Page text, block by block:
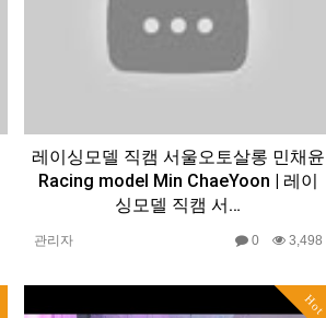
레이싱모델 직캠 서울오토살롱 민채윤
Racing model Min ChaeYoon | 레이
싱모델 직캠 서…
관리자 0 3,498
Hot